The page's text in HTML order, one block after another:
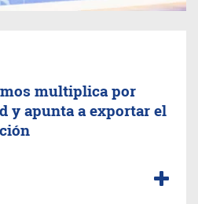
multiplica por
y apunta a exportar el